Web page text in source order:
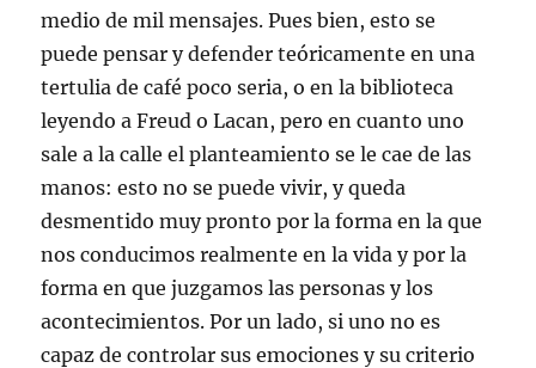
medio de mil mensajes. Pues bien, esto se
puede pensar y defender teóricamente en una
tertulia de café poco seria, o en la biblioteca
leyendo a Freud o Lacan, pero en cuanto uno
sale a la calle el planteamiento se le cae de las
manos: esto no se puede vivir, y queda
desmentido muy pronto por la forma en la que
nos conducimos realmente en la vida y por la
forma en que juzgamos las personas y los
acontecimientos. Por un lado, si uno no es
capaz de controlar sus emociones y su criterio